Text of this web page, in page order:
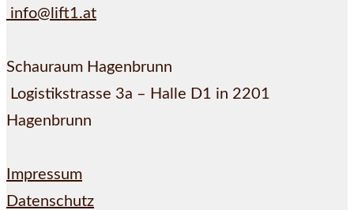
info@lift1.at
Schauraum Hagenbrunn
Logistikstrasse 3a – Halle D1 in 2201
Hagenbrunn
Impressum
Datenschutz